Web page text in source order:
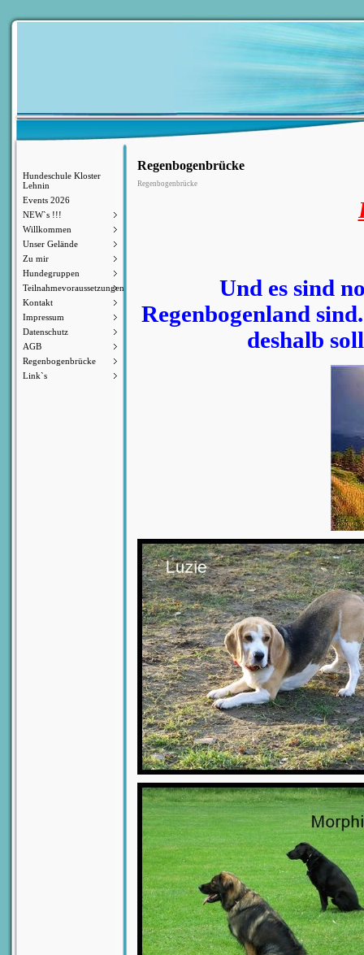
Hundeschule Kloster
Lehnin
Events 2026
NEW`s !!!
Willkommen
Unser Gelände
Zu mir
Hundegruppen
Teilnahmevoraussetzungen
Kontakt
Impressum
Datenschutz
AGB
Regenbogenbrücke
Link`s
Regenbogenbrücke
Regenbogenbrücke
Und es sind
Regenbogenland
deshalb